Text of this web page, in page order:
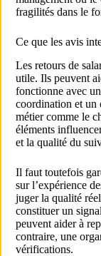
fragilités dans le
Ce que les avis
Les retours de
utile. Ils peuvent
fonctionne avec
coordination et un
métier comme le
éléments
et la qualité du
Il faut toutefois
sur l’expérience
juger la qualité
constituer un
peuvent aider à
contraire, une
vérifications.